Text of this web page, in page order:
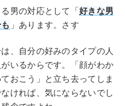
男の対応として「好きな男
」あります。さす
、自分の好みのタイプの人
いるからです。「顔がわか
おこう」と立ち去ってしま
ければ、気にならないでし